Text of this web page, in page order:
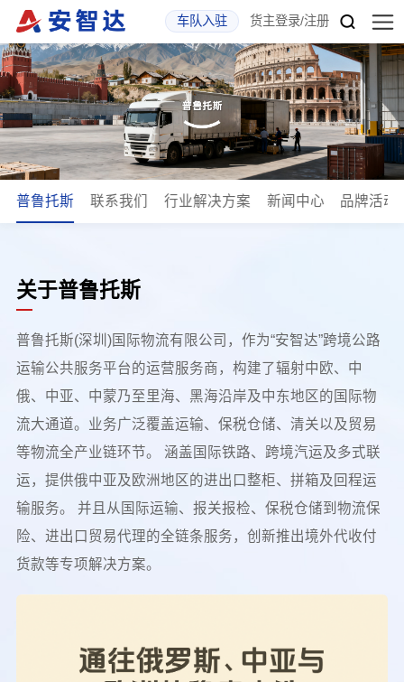
车队入驻 货主登录/注册
普鲁托斯 联系我们 行业解决方案 新闻中心 品牌活动
关于普鲁托斯
普鲁托斯(深圳)国际物流有限公司，作为“安智达”跨境公路
运输公共服务平台的运营服务商，构建了辐射中欧、中
俄、中亚、中蒙乃至里海、黑海沿岸及中东地区的国际物
流大通道。业务广泛覆盖运输、保税仓储、清关以及贸易
等物流全产业链环节。 涵盖国际铁路、跨境汽运及多式联
运，提供俄中亚及欧洲地区的进出口整柜、拼箱及回程运
输服务。 并且从国际运输、报关报检、保税仓储到物流保
险、进出口贸易代理的全链条服务，创新推出境外代收付
货款等专项解决方案。